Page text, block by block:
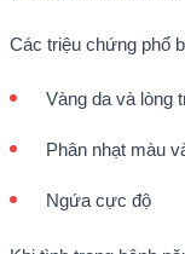
Các triệu chứng phổ
Vàng da và lòng
Phân nhạt màu
Ngứa cực độ